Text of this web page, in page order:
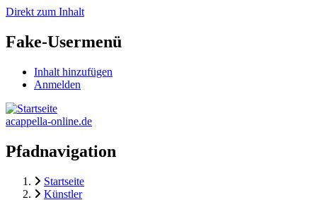
Direkt zum Inhalt
Fake-Usermenü
Inhalt hinzufügen
Anmelden
acappella-online.de
Pfadnavigation
Startseite
Künstler